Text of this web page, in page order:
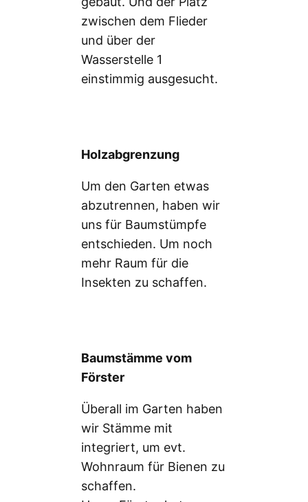
zwischen dem Flieder
und über der
Wasserstelle 1
einstimmig ausgesucht.
Holzabgrenzung
Um den Garten etwas
abzutrennen, haben wir
uns für Baumstümpfe
entschieden. Um noch
mehr Raum für die
Insekten zu schaffen.
Baumstämme vom
Förster
Überall im Garten haben
wir Stämme mit
integriert, um evt.
Wohnraum für Bienen zu
schaffen.